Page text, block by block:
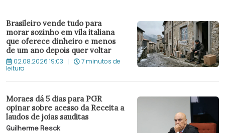
Brasileiro vende tudo para
morar sozinho em vila italiana
que oferece dinheiro e menos
de um ano depois quer voltar
02.08.2026 19:03 7 minutos de
leitura
Moraes dá 5 dias para PGR
opinar sobre acesso da Receita a
laudos de joias sauditas
Guilherme Resck